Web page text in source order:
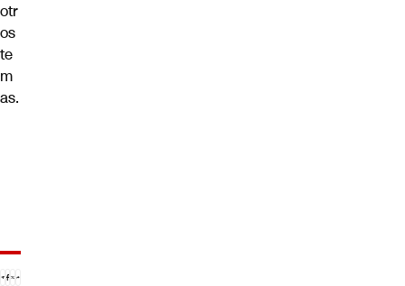
otr
os
te
m
as.